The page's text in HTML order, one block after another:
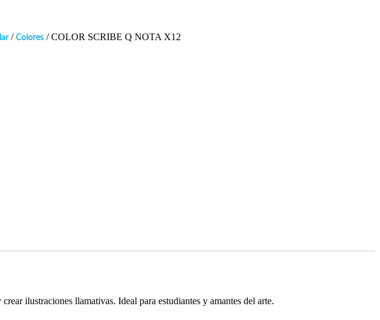
/Colores / COLOR SCRIBE Q NOTA X12
ilustraciones llamativas. Ideal para estudiantes y amantes del arte.